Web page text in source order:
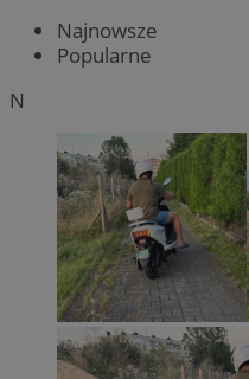
Najnowsze
Popularne
N